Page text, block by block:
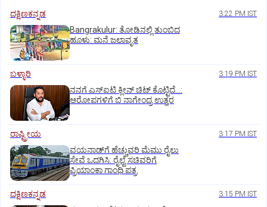
ದಕ್ಷಿಣಕನ್ನಡ 3:22 PM IST
Bangrakulur: ತೋಡಿನಲ್ಲಿ ತುಂಬಿದ
ಹೂಳು: ಮನೆ ಜಲಾವೃತ
ಬಳ್ಳಾರಿ 3:19 PM IST
ನನಗೆ ಎಸ್ಐಟಿ ಕ್ಲೀನ್ ಚಿಟ್ ಕೊಟ್ಟಿದೆ…:
ಆರೋಪಗಳಿಗೆ ಬಿ ನಾಗೇಂದ್ರ ಉತ್ತರ
ರಾಷ್ಟ್ರೀಯ 3:17 PM IST
ವಯನಾಡ್‌ಗೆ ಹೆಚ್ಚುವರಿ ಮೆಮು ರೈಲು
ಸೇವೆ ಒದಗಿಸಿ: ರೈಲ್ವೆ ಸಚಿವರಿಗೆ
ಪ್ರಿಯಾಂಕಾ ಗಾಂಧಿ ಪತ್ರ
ದಕ್ಷಿಣಕನ್ನಡ 3:15 PM IST